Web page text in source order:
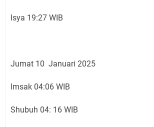
Isya 19:27 WIB
Jumat 10 Januari 2025
Imsak 04:06 WIB
Shubuh 04: 16 WIB